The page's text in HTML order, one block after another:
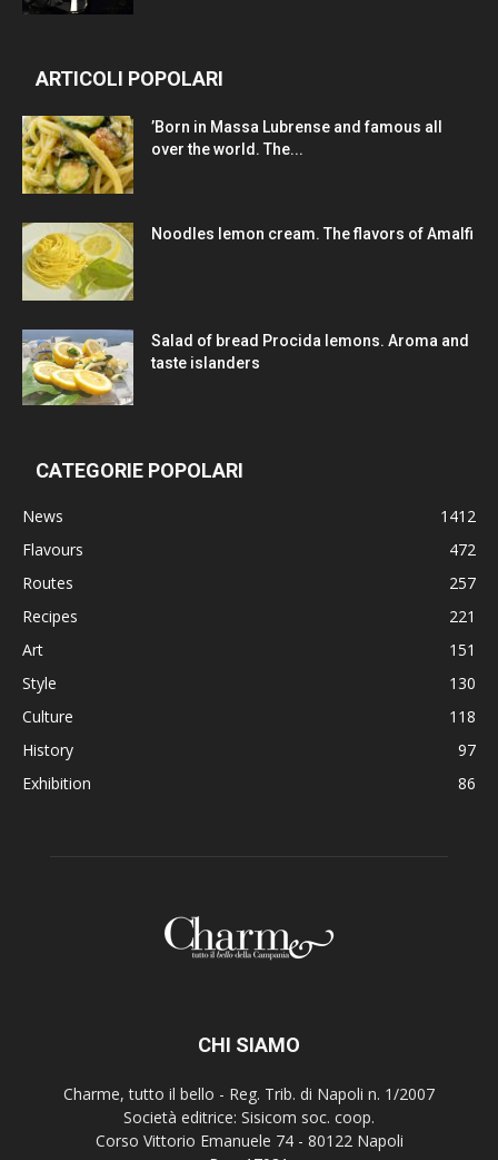
ARTICOLI POPOLARI
’Born in Massa Lubrense and famous all
over the world. The...
Noodles lemon cream. The flavors of Amalfi
Salad of bread Procida lemons. Aroma and
taste islanders
CATEGORIE POPOLARI
News
1412
Flavours
472
Routes
257
Recipes
221
Art
151
Style
130
Culture
118
History
97
Exhibition
86
CHI SIAMO
Charme, tutto il bello - Reg. Trib. di Napoli n. 1/2007
Società editrice: Sisicom soc. coop.
Corso Vittorio Emanuele 74 - 80122 Napoli